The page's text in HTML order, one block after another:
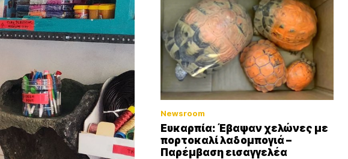
Newsroom
Ευκαρπία: Έβαψαν χελώνες με
πορτοκαλί λαδομπογιά –
Παρέμβαση εισαγγελέα